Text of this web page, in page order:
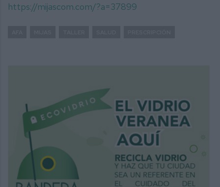
https://mijascom.com/?a=37899